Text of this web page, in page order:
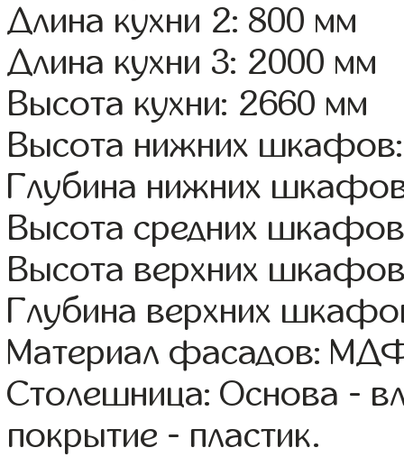
Длина кухни 2: 800 мм
Длина кухни 3: 2000 мм
Высота кухни: 2660 мм
Высота нижних
Глубина нижних
Высота средних
Высота верхних
Глубина верхних
Материал фасадов:
Столешница: Основа -
покрытие - пластик.